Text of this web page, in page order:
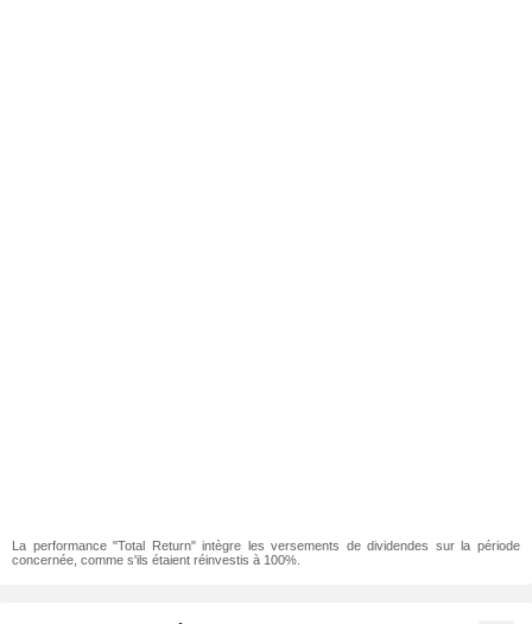
La performance "Total Return" intègre les versements de dividendes sur la période
concernée, comme s'ils étaient réinvestis à 100%.